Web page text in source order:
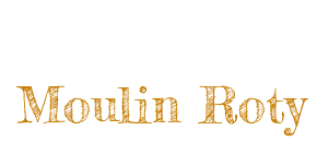
Moulin